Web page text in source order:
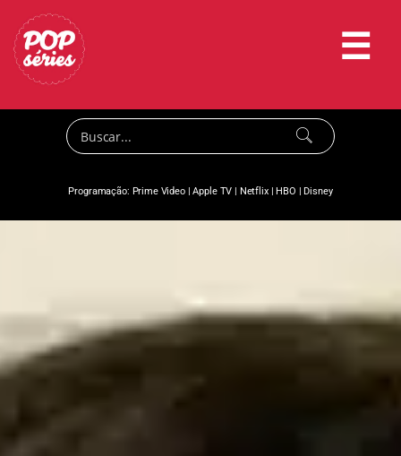
☰
Programação: Prime Video|Apple TV | Netflix|HBO |Disney